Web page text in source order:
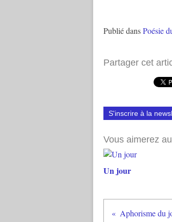
Publié dansPoésie
Partager cet
S'inscrire à la
Vous aimerez
Un jour
Aphorisme du